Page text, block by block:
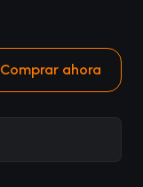
Comprar ahora